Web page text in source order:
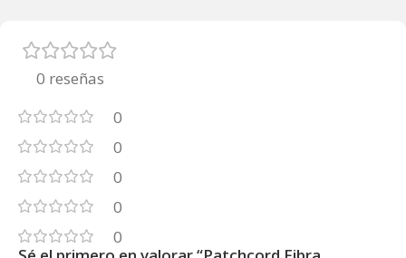
0 reseñas
0
0
0
0
0